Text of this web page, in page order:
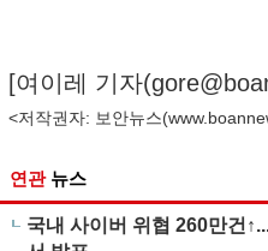
[여이레 기자(
<저작권자: 보안뉴스(
연관 뉴스
국내 사이버 위협 260만건